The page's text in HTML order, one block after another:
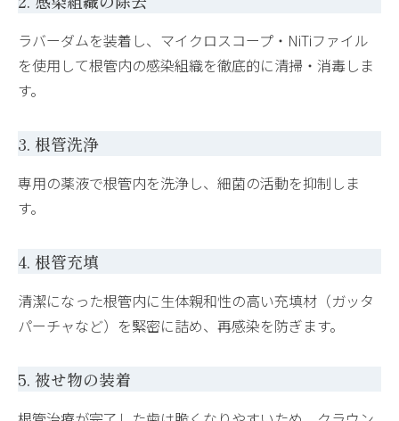
ラバーダムを装着し、マイクロスコープ・NiTiファイル
を使用して根管内の感染組織を徹底的に清掃・消毒しま
す。
3. 根管洗浄
専用の薬液で根管内を洗浄し、細菌の活動を抑制しま
す。
4. 根管充填
清潔になった根管内に生体親和性の高い充填材（ガッタ
パーチャなど）を緊密に詰め、再感染を防ぎます。
5. 被せ物の装着